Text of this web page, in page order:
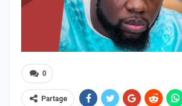
0
Partage